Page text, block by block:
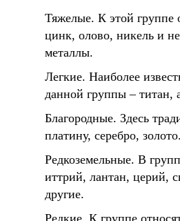
Тяжелые. К этой группе
цинк, олово, никель и
металлы.
Легкие. Наиболее
данной группы –
Благородные. Здесь
платину, серебро, золото.
Редкоземельные. В
иттрий, лантан, церий,
другие.
Редкие. К группе